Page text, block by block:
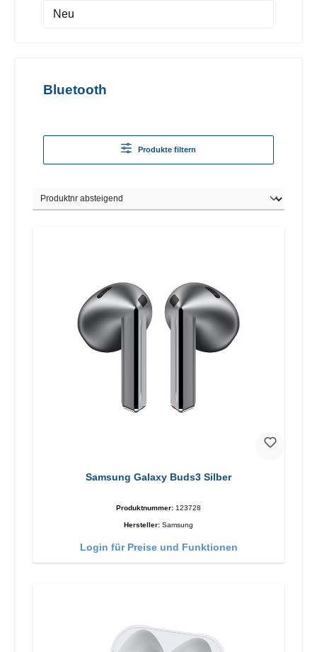
Neu
Bluetooth
Produkte filtern
Samsung Galaxy Buds3 Silber
Produktnummer: 123728
Hersteller: Samsung
Login für Preise und Funktionen